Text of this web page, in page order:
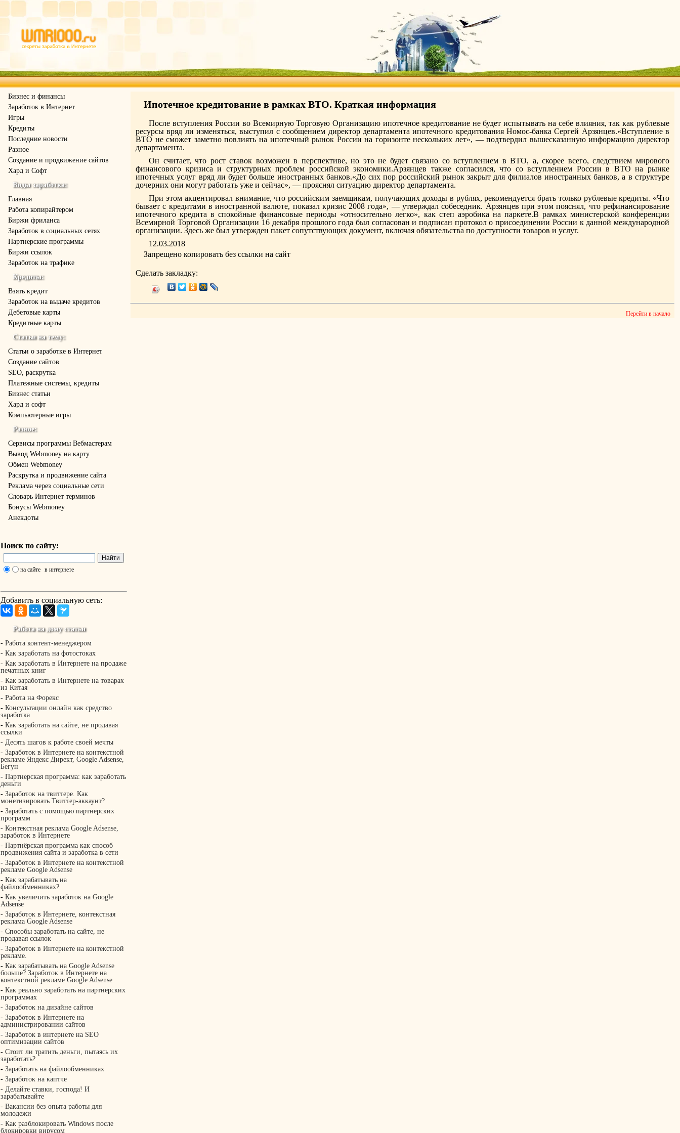
Бизнес и финансы
Заработок в Интернет
Игры
Кредиты
Последние новости
Разное
Создание и продвижение сайтов
Хард и Софт
Виды заработка:
Главная
Работа копирайтером
Биржи фриланса
Заработок в социальных сетях
Партнерские программы
Биржи ссылок
Заработок на трафике
Кредиты:
Взять кредит
Заработок на выдаче кредитов
Дебетовые карты
Кредитные карты
Статьи на тему:
Статьи о заработке в Интернет
Создание сайтов
SEO, раскрутка
Платежные системы, кредиты
Бизнес статьи
Хард и софт
Компьютерные игры
Разное:
Cервисы программы Вебмастерам
Вывод Webmoney на карту
Обмен Webmoney
Раскрутка и продвижение сайта
Реклама через социальные сети
Словарь Интернет терминов
Бонусы Webmoney
Анекдоты
Поиск по сайту:
на сайте в интернете
Добавить в социальную сеть:
Работа на дому статьи
- Работа контент-менеджером
- Как заработать на фотостоках
- Как заработать в Интернете на продаже
печатных книг
- Как заработать в Интернете на товарах
из Китая
- Работа на Форекс
- Консультации онлайн как средство
заработка
- Как заработать на сайте, не продавая
ссылки
- Десять шагов к работе своей мечты
- Заработок в Интернете на контекстной
рекламе Яндекс Директ, Google Adsense,
Бегун
- Партнерская программа: как заработать
деньги
- Заработок на твиттере. Как
монетизировать Твиттер-аккаунт?
- Заработать с помощью партнерских
программ
- Контекстная реклама Google Adsense,
заработок в Интернете
- Партнёрская программа как способ
продвижения сайта и заработка в сети
- Заработок в Интернете на контекстной
рекламе Google Adsense
- Как зарабатывать на
файлообменниках?
- Как увеличить заработок на Google
Adsense
- Заработок в Интернете, контекстная
реклама Google Adsense
- Способы заработать на сайте, не
продавая ссылок
- Заработок в Интернете на контекстной
рекламе.
- Как зарабатывать на Google Adsense
больше? Заработок в Интернете на
контекстной рекламе Google Adsense
- Как реально заработать на партнерских
программах
- Заработок на дизайне сайтов
- Заработок в Интернете на
администрировании сайтов
- Заработок в интернете на SEO
оптимизации сайтов
- Стоит ли тратить деньги, пытаясь их
заработать?
- Заработать на файлообменниках
- Заработок на каптче
- Делайте ставки, господа! И
зарабатывайте
- Вакансии без опыта работы для
молодежи
- Как разблокировать Windows после
блокировки вирусом
Ипотечное кредитование в рамках ВТО. Краткая информация
После вступления России во Всемирную Торговую Организацию ипотечное кредитование не будет испытывать на себе влияния, так как рублевые
ресурсы вряд ли изменяться, выступил с сообщением директор департамента ипотечного кредитования Номос-банка Сергей Арзянцев.«Вступление в
ВТО не сможет заметно повлиять на ипотечный рынок России на горизонте нескольких лет», — подтвердил вышесказанную информацию директор
департамента.
Он считает, что рост ставок возможен в перспективе, но это не будет связано со вступлением в ВТО, а, скорее всего, следствием мирового
финансового кризиса и структурных проблем российской экономики.Арзянцев также согласился, что со вступлением России в ВТО на рынке
ипотечных услуг вряд ли будет больше иностранных банков.«До сих пор российский рынок закрыт для филиалов иностранных банков, а в структуре
дочерних они могут работать уже и сейчас», — прояснял ситуацию директор департамента.
При этом акцентировал внимание, что российским заемщикам, получающих доходы в рублях, рекомендуется брать только рублевые кредиты. «Что
бывает с кредитами в иностранной валюте, показал кризис 2008 года», — утверждал собеседник. Арзянцев при этом пояснял, что рефинансирование
ипотечного кредита в спокойные финансовые периоды «относительно легко», как степ аэробика на паркете.В рамках министерской конференции
Всемирной Торговой Организации 16 декабря прошлого года был согласован и подписан протокол о присоединении России к данной международной
организации. Здесь же был утвержден пакет сопутствующих документ, включая обязательства по доступности товаров и услуг.
12.03.2018
Запрещено копировать без ссылкина сайт
Сделать закладку:
Перейти в начало